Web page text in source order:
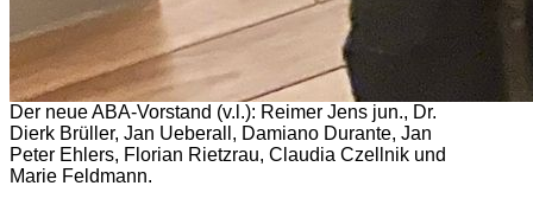
Der neue ABA-Vorstand (v.l.): Reimer Jens jun., Dr.
Dierk Brüller, Jan Ueberall, Damiano Durante, Jan
Peter Ehlers, Florian Rietzrau, Claudia Czellnik und
Marie Feldmann.